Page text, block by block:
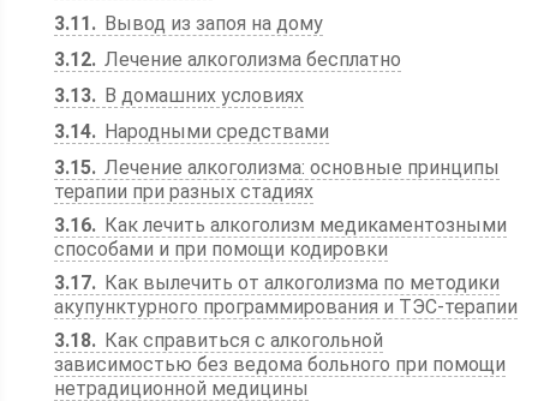
3.11
Вывод из запоя на дому
3.12 Лечение алкоголизма бесплатно
3.13
В домашних условиях
3.14
Народными средствами
3.15 Лечение алкоголизма: основные принципы
терапии при разных стадиях
3.16
Как лечить алкоголизм медикаментозными
способами и при помощи кодировки
3.17
Как вылечить от алкоголизма по методики
акупунктурного программирования и ТЭС-терапии
3.18
Как справиться с алкогольной
зависимостью без ведома больного при помощи
нетрадиционной медицины